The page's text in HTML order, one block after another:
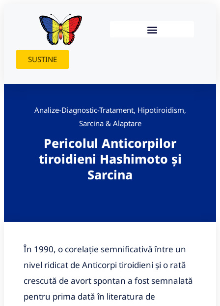
SUSTINE
Analize-Diagnostic-Tratament, Hipotiroidism,
Sarcina & Alaptare
Pericolul Anticorpilor
tiroidieni Hashimoto și
Sarcina
În 1990, o corelație semnificativă între un
nivel ridicat de Anticorpi tiroidieni și o rată
crescută de avort spontan a fost semnalată
pentru prima dată în literatura de